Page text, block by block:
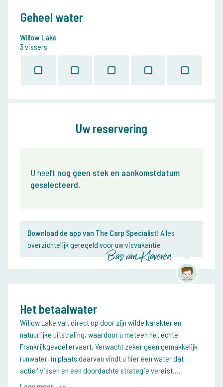
Geheel water
Willow Lake
3 vissers
Uw reservering
U heeft nog geen stek en aankomstdatum
geselecteerd.
Download de app van The Carp Specialist! Alles
overzichtelijk geregeld voor uw visvakantie
Bas van Klaveren
Het betaalwater
Willow Lake valt direct op door zijn wilde karakter en
natuurlijke uitstraling, waardoor u meteen het echte
Frankrijkgevoel ervaart. Verwacht zeker geen gemakkelijk
runwater, in plaats daarvan vindt u hier een water dat
actief vissen en een doordachte strategie vereist....